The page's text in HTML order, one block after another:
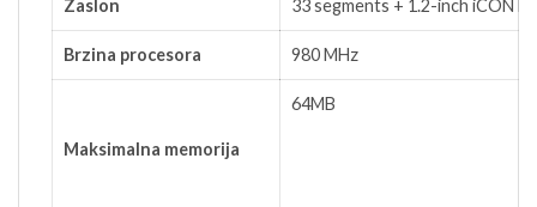
Zaslon 33 segments + 1.2-inch iCON
Brzina procesora 980 MHz
Maksimalna memorija
64MB